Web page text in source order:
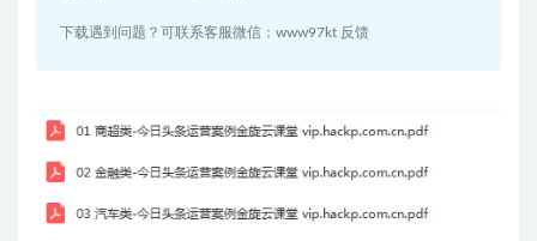
下载遇到问题？可联系客服微信：www97kt 反馈